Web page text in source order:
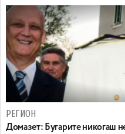
РЕГИОН
Домазет: Бугарите никогаш